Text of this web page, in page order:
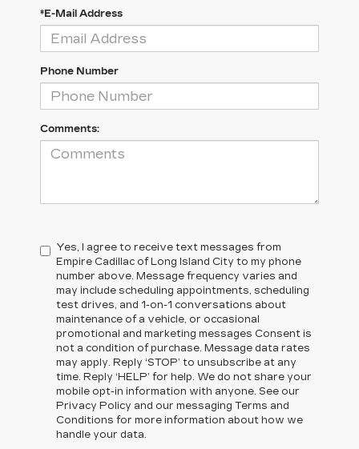
*E-Mail Address
Phone Number
Comments:
Yes, I agree to receive text messages from
Empire Cadillac of Long Island City to my phone
number above. Message frequency varies and
may include scheduling appointments, scheduling
test drives, and 1-on-1 conversations about
maintenance of a vehicle, or occasional
promotional and marketing messages Consent is
not a condition of purchase. Message data rates
may apply. Reply ‘STOP’ to unsubscribe at any
time. Reply ‘HELP’ for help. We do not share your
mobile opt-in information with anyone. See our
Privacy Policy and our messaging Terms and
Conditions for more information about how we
handle your data.